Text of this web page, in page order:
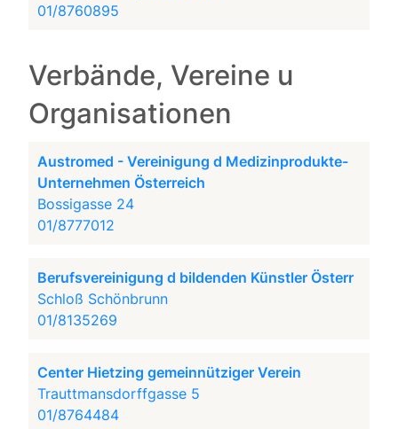
01/8760895
Verbände, Vereine u
Organisationen
Austromed - Vereinigung d Medizinprodukte-
Unternehmen Österreich
Bossigasse 24
01/8777012
Berufsvereinigung d bildenden Künstler Österr
Schloß Schönbrunn
01/8135269
Center Hietzing gemeinnütziger Verein
Trauttmansdorffgasse 5
01/8764484